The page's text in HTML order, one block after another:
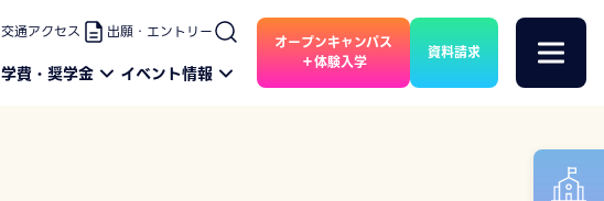
交通アクセス 出願・エントリー
学費・奨学金 イベント情報
オープンキャンパス
＋体験入学
資料請求